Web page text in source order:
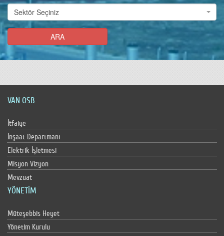
Sektörü
Sektör Seçiniz
ARA
VAN OSB
İtfaiye
İnşaat Departmanı
Elektrik İşletmesi
Misyon Vizyon
Mevzuat
YÖNETİM
Müteşebbis Heyet
Yönetim Kurulu